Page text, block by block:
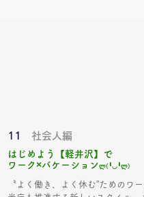
11 社会人編
はじめよう【軽井沢】で
ワーク×バケーションლ(╹◡╹ლ)
〝よく働き、よく休む”ためのワ